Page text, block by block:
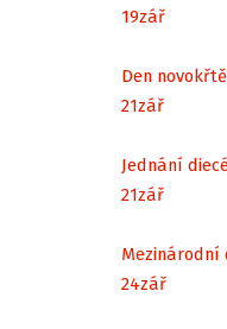
19zář
Den
21zář
Jednání
21zář
Mezinárodní
24zář